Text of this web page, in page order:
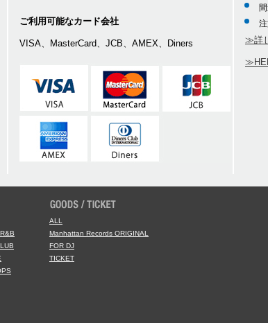
して損害を与えた場合、当該会員は、自己の責任と費用をも
損害全てに対し、いかなる責任をも負わないものとし、損害
場合、当社は、当該会員に対して被った損害の賠償を請求できる
、当社は当該会員に事前に何ら通知又は催告することなく、
ご利用可能なカード会社
VISA、MasterCard、JCB、AMEX、Diners ≫詳
ALL
Manhattan Records ORIGINAL
FOR DJ
TICKET